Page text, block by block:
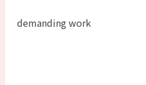
demanding work